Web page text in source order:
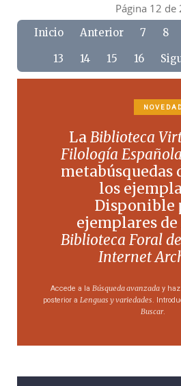
Página 12 de
Inicio Anterior 7 8
13
14 15 16
LaBiblioteca
Filología Española
metabúsquedas
los
Disponible
ejemplares
Biblioteca Foral
Internet
Accede a la Búsqueda avanzada y
posterior a Lenguas y variedades.
Buscar.